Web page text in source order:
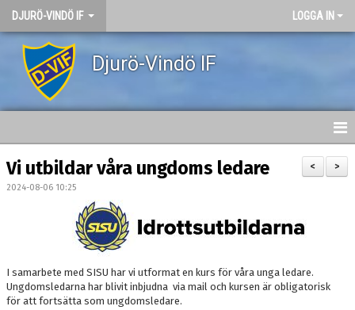
DJURÖ-VINDÖ IF LOGGA IN
Djurö-Vindö IF
DJURÖ-VINDÖ IF
VÄRDEGRUND
OM KLUBBEN
>
<
Vi utbildar våra ungdoms ledare
2024-08-06 10:25
I samarbete med SISU har vi utformat en kurs för våra unga ledare.
Ungdomsledarna har blivit inbjudna via mail och kursen är obligatorisk
för att fortsätta som ungdomsledare.